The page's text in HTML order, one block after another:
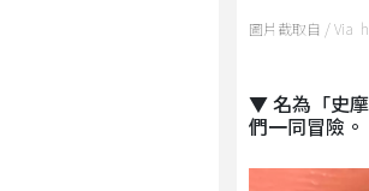
圖片截取自 / Via
▼ 名為「史
們一同冒險。